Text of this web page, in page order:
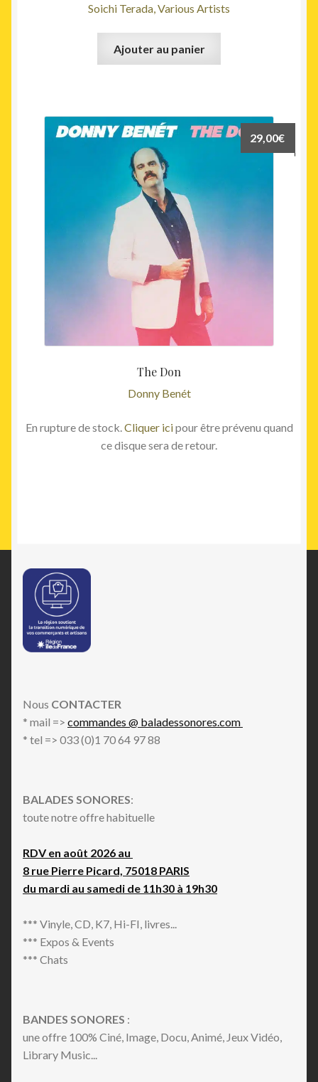
Soichi Terada, Various Artists
Ajouter au panier
The Don
Donny Benét
29,00€
En rupture de stock.Cliquer icipour être prévenu quand
ce disque sera de retour.
Nous CONTACTER
* mail => commandes @ baladessonores.com
* tel => 033 (0)1 70 64 97 88
BALADES SONORES:
toute notre offre habituelle
RDV en août 2026 au
8 rue Pierre Picard, 75018 PARIS
du mardi au samedi de 11h30 à 19h30
*** Vinyle, CD, K7, Hi-FI, livres...
*** Expos & Events
*** Chats
BANDES SONORES :
une offre 100% Ciné, Image, Docu, Animé, Jeux Vidéo,
Library Music...